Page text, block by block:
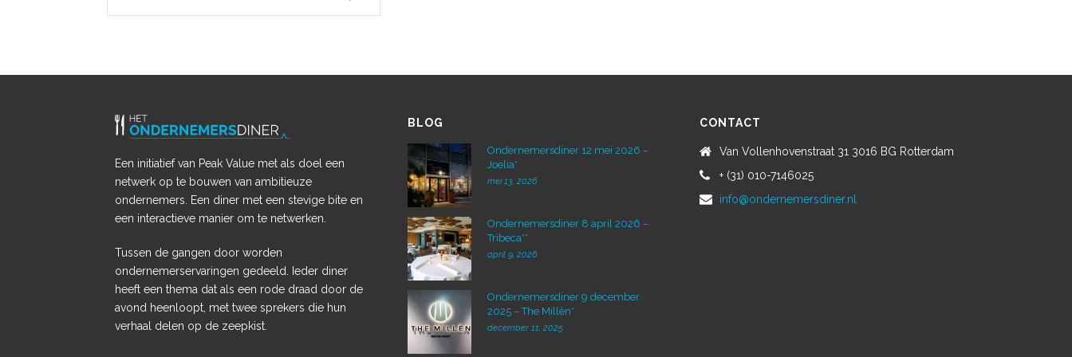
Een initiatief van Peak Value met als doel een
netwerk op te bouwen van ambitieuze
ondernemers. Een diner met een stevige bite en
een interactieve manier om te netwerken.
Tussen de gangen door worden
ondernemerservaringen gedeeld. Ieder diner
heeft een thema dat als een rode draad door de
avond heenloopt, met twee sprekers die hun
verhaal delen op de zeepkist.
BLOG
Ondernemersdiner 12 mei 2026 –
Joelia*
mei 13, 2026
Ondernemersdiner 8 april 2026 –
Tribeca**
april 9, 2026
Ondernemersdiner 9 december
2025 – The Millèn*
december 11, 2025
CONTACT
Van Vollenhovenstraat 31 3016 BG Rotterdam
+ (31) 010-7146025
info@ondernemersdiner.nl